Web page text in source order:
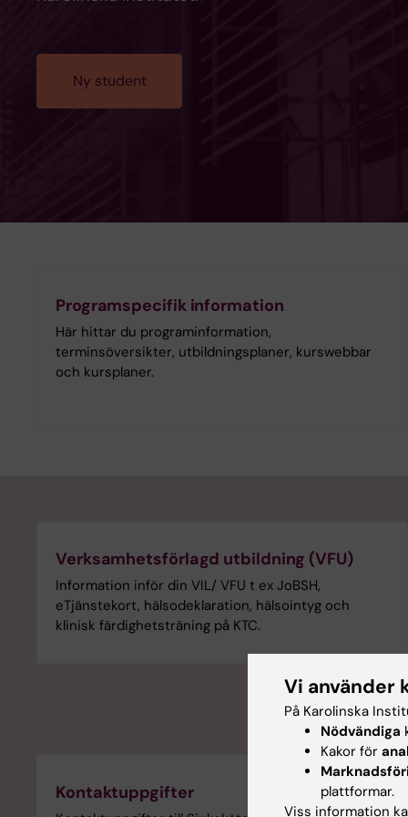
Ny student
Programspecifik information
Här hittar du programinformation,
terminsöversikter, utbildningsplaner, kurswebbar
och kursplaner.
Verksamhetsförlagd utbildning (VFU)
Information inför din VIL/ VFU t ex JoBSH,
eTjänstekort, hälsodeklaration, hälsointyg och
klinisk färdighetsträning på KTC.
Kontaktuppgifter
Vi använder
På Karolinska
Nödvändiga
Kakor för
plattformar.
Viss information